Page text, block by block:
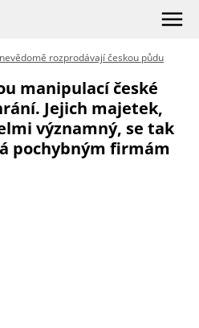
rozprodávají českou půdu
manipulací české
Jejich majetek,
významný, se tak
pochybným firmám